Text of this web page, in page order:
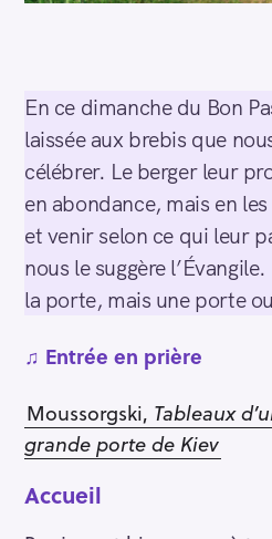
En ce dimanche du Bon
laissée aux brebis que
célébrer. Le berger leur
en abondance, mais en
et venir selon ce qui leur
nous le suggère
la porte, mais une porte
♫ Entrée en prière
Moussorgski, Tableaux
grande porte de Kiev
Accueil